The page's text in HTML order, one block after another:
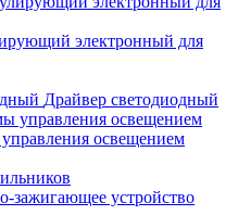
электронный для
Драйвер светодиодный
освещением